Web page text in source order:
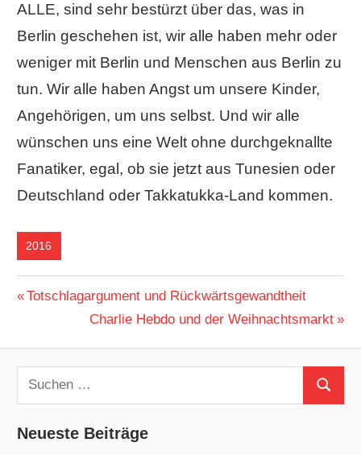
ALLE, sind sehr bestürzt über das, was in
Berlin geschehen ist, wir alle haben mehr oder
weniger mit Berlin und Menschen aus Berlin zu
tun. Wir alle haben Angst um unsere Kinder,
Angehörigen, um uns selbst. Und wir alle
wünschen uns eine Welt ohne durchgeknallte
Fanatiker, egal, ob sie jetzt aus Tunesien oder
Deutschland oder Takkatukka-Land kommen.
2016
Beitragsnavigation
Vorheriger
Totschlagargument und Rückwärtsgewandtheit
Nächster
Charlie Hebdo und der Weihnachtsmarkt
Suchen
nach:
Suchen
Neueste Beiträge